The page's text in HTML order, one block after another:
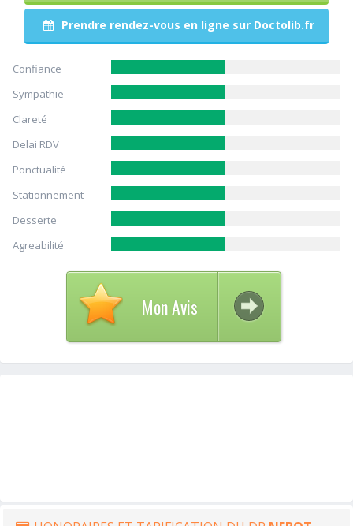
Prendre rendez-vous en ligne sur Doctolib.fr
Confiance
Sympathie
Clareté
Delai RDV
Ponctualité
Stationnement
Desserte
Agreabilité
Mon Avis